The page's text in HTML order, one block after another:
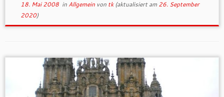
18. Mai 2008in Allgemein von tk(aktualisiert am 26. September
2020)